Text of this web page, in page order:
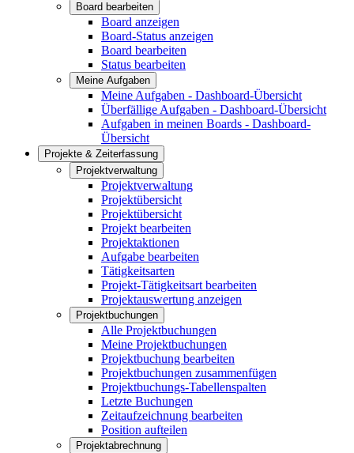
Board bearbeiten
Board anzeigen
Board-Status anzeigen
Board bearbeiten
Status bearbeiten
Meine Aufgaben
Meine Aufgaben - Dashboard-Übersicht
Überfällige Aufgaben - Dashboard-Übersicht
Aufgaben in meinen Boards - Dashboard-
Übersicht
Projekte & Zeiterfassung
Projektverwaltung
Projektverwaltung
Projektübersicht
Projektübersicht
Projekt bearbeiten
Projektaktionen
Aufgabe bearbeiten
Tätigkeitsarten
Projekt-Tätigkeitsart bearbeiten
Projektauswertung anzeigen
Projektbuchungen
Alle Projektbuchungen
Meine Projektbuchungen
Projektbuchung bearbeiten
Projektbuchungen zusammenfügen
Projektbuchungs-Tabellenspalten
Letzte Buchungen
Zeitaufzeichnung bearbeiten
Position aufteilen
Projektabrechnung